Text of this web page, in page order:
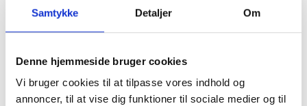
Samtykke Detaljer Om
Denne hjemmeside bruger cookies
Vi bruger cookies til at tilpasse vores indhold og
annoncer, til at vise dig funktioner til sociale medier og til